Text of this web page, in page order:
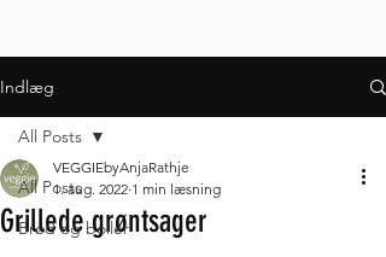
Indlæg
All Posts
Brød og boller
All Posts
Grillede grøntsager
VEGGIEbyAnjaRathje
1. aug. 2022 1 min læsning